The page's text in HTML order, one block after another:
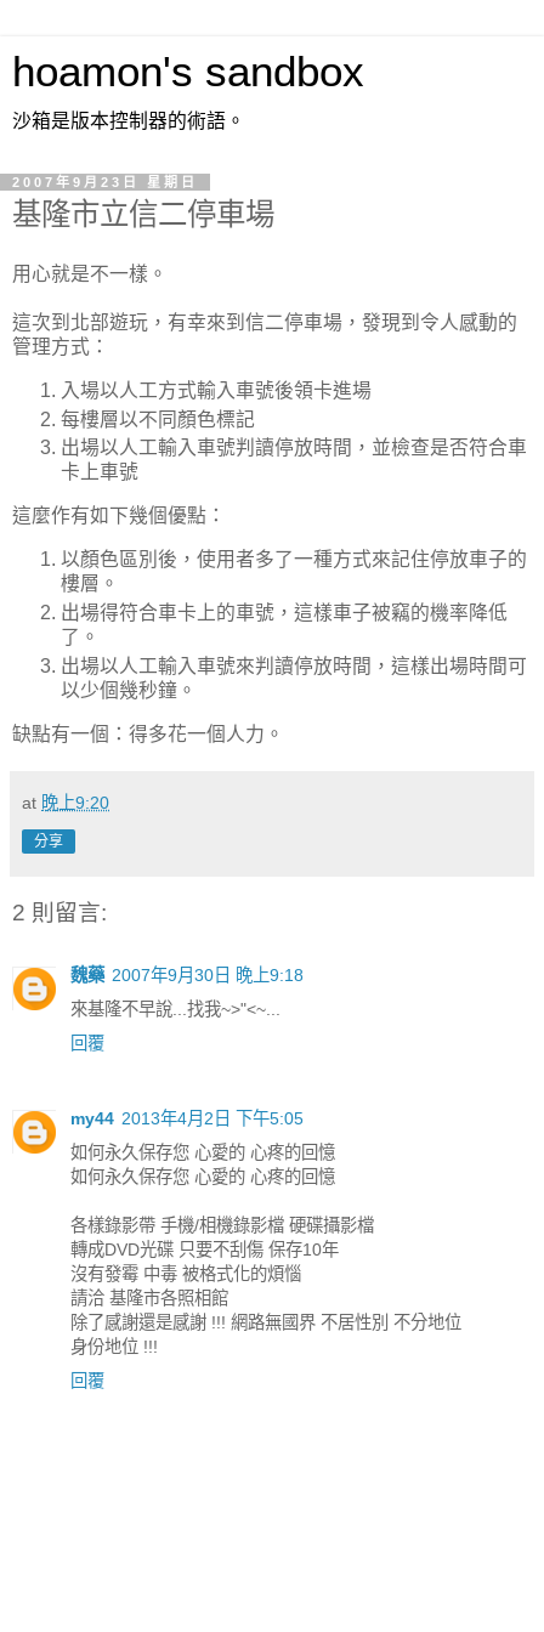
hoamon's sandbox
沙箱是版本控制器的術語。
2007年9月23日 星期日
基隆市立信二停車場
用心就是不一樣。
這次到北部遊玩，有幸來到信二停車場，發現到令人感動的
管理方式：
入場以人工方式輸入車號後領卡進場
每樓層以不同顏色標記
出場以人工輸入車號判讀停放時間，並檢查是否符合車
卡上車號
這麼作有如下幾個優點：
以顏色區別後，使用者多了一種方式來記住停放車子的
樓層。
出場得符合車卡上的車號，這樣車子被竊的機率降低
了。
出場以人工輸入車號來判讀停放時間，這樣出場時間可
以少個幾秒鐘。
缺點有一個：得多花一個人力。
at 晚上9:20
分享
2 則留言:
魏藥 2007年9月30日 晚上9:18
來基隆不早說...找我~>"<~...
回覆
my44 2013年4月2日 下午5:05
如何永久保存您 心愛的 心疼的回憶
如何永久保存您 心愛的 心疼的回憶
各樣錄影帶 手機/相機錄影檔 硬碟攝影檔
轉成DVD光碟 只要不刮傷 保存10年
沒有發霉 中毒 被格式化的煩惱
請洽 基隆市各照相館
除了感謝還是感謝 !!! 網路無國界 不居性別 不分地位
身份地位 !!!
回覆